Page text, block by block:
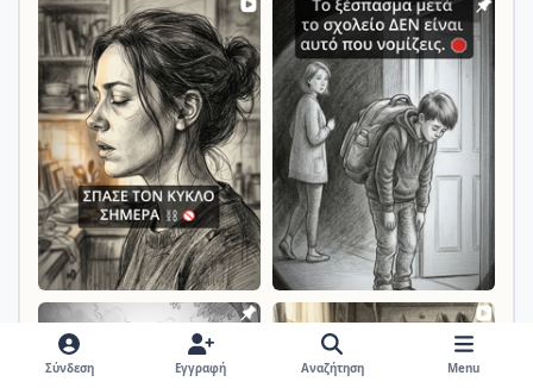
Σύνδεση Εγγραφή Αναζήτηση Menu